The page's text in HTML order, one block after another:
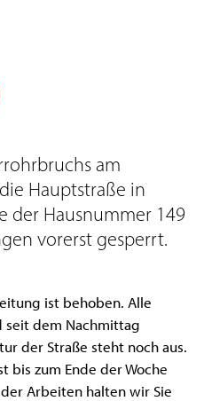
am
Hauptstraße in
der Hausnummer 149
vorerst gesperrt.
ist behoben. Alle
seit dem Nachmittag
der Straße steht noch aus.
bis zum Ende der Woche
Arbeiten halten wir Sie